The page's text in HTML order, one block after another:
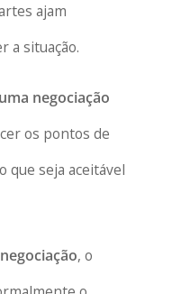
ajam
a situação.
negociação
os pontos de
que seja aceitável
, o